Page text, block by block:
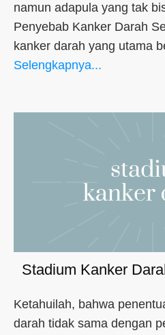
namun adapula yang tak
Penyebab Kanker Darah
kanker darah yang utama
Selengkapnya...
Stadium Kanker
Ketahuilah, bahwa
darah tidak sama dengan